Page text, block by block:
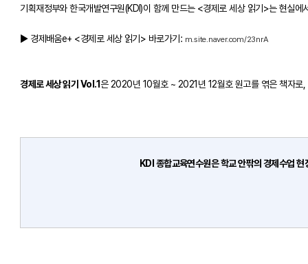
기획재정부와 한국개발연구원(KDI)이 함께 만드는 <경제로 세상 읽기>는 현실
▶ 경제배움e+ <경제로 세상 읽기> 바로가기: m.site.naver.com/23nrA
경제로 세상 읽기 Vol.1 은 2020년 10월호 ~ 2021년 12월호 원고를 엮은 책자로
KDI 종합교육연수원은 학교 안팎의 경제수업